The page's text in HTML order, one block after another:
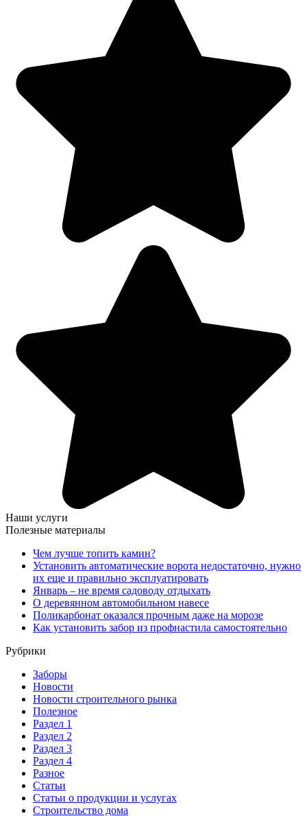
Наши услуги
Полезные материалы
Чем лучше топить камин?
Установить автоматические ворота недостаточно, нужно
их еще и правильно эксплуатировать
Январь – не время садоводу отдыхать
О деревянном автомобильном навесе
Поликарбонат оказался прочным даже на морозе
Как установить забор из профнастила самостоятельно
Рубрики
Заборы
Новости
Новости строительного рынка
Полезное
Раздел 1
Раздел 2
Раздел 3
Раздел 4
Разное
Статьи
Статьи o продукции и услугах
Строительство дома